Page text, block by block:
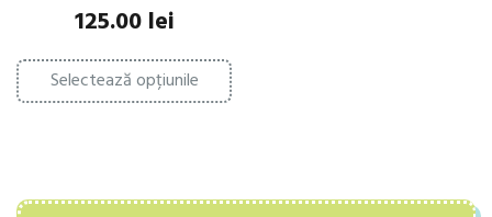
125.00 lei
Selectează opțiunile
Acest
produs
are
pot